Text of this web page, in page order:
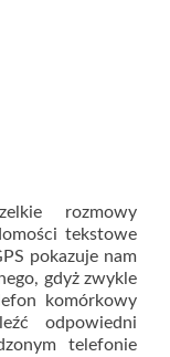
rozmowy
tekstowe
pokazuje nam
gdyż zwykle
komórkowy
odpowiedni
telefonie